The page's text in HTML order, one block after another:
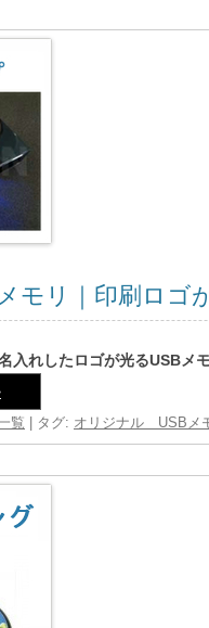
モリ｜印刷ロゴ
入れしたロゴが光るUSBメ
覧 | タグ: オリジナル USBメ